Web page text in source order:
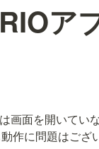
ア
画面を開いてい
作に問題はござ